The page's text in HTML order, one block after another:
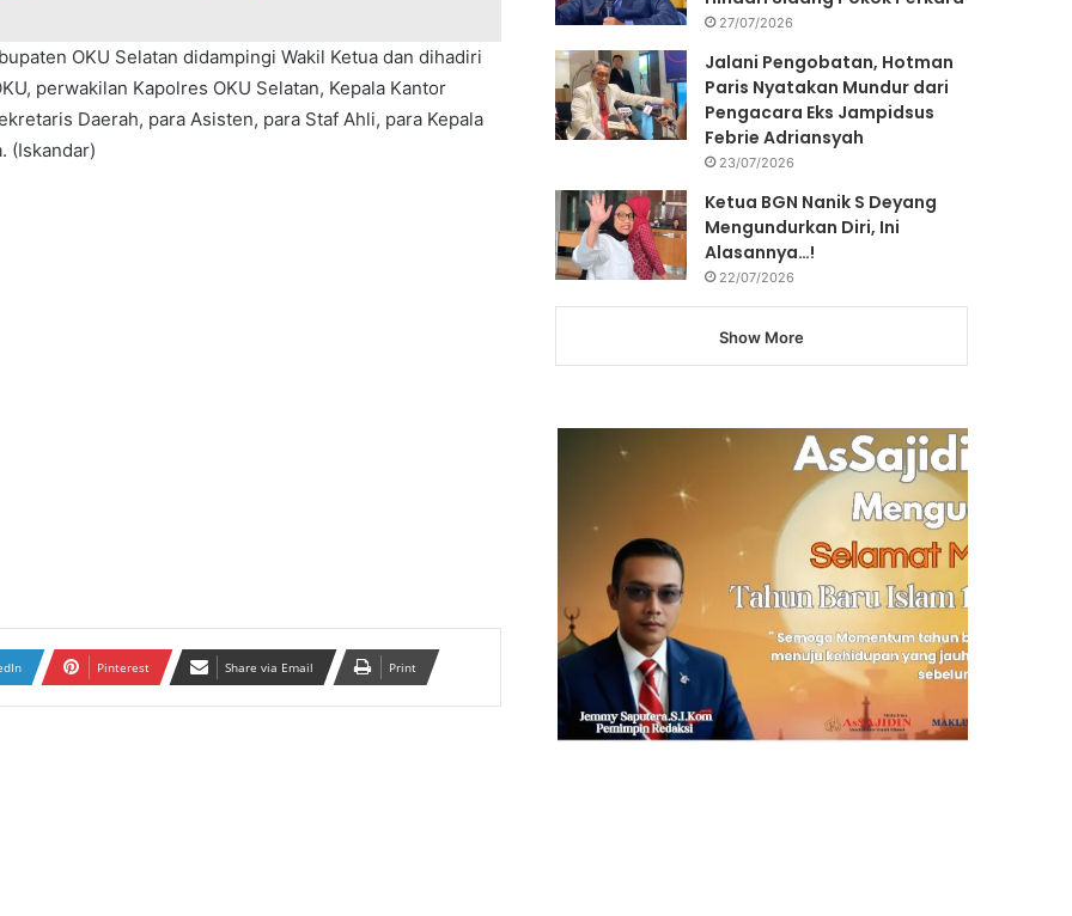
OKU Selatan didampingi Wakil Ketua dan dihadiri
perwakilan Kapolres OKU Selatan, Kepala Kantor
Daerah, para Asisten, para Staf Ahli, para Kepala
(Iskandar)
Pinterest Share via Email Print
27/07/2026
Jalani Pengobatan, Hotman
Paris Nyatakan Mundur dari
Pengacara Eks Jampidsus
Febrie Adriansyah
23/07/2026
Ketua BGN Nanik S Deyang
Mengundurkan Diri, Ini
Alasannya…!
22/07/2026
Show More